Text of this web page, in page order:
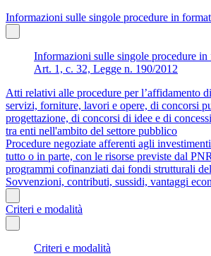
Informazioni sulle singole procedure in
Informazioni sulle singole procedure in
Art. 1, c. 32, Legge n. 190/2012
Atti relativi alle procedure per l’affidamento
servizi, forniture, lavori e opere, di concorsi
progettazione, di concorsi di idee e di
tra enti nell'ambito del settore pubblico
Procedure negoziate afferenti agli
tutto o in parte, con le risorse previste dal
programmi cofinanziati dai fondi strutturali
Sovvenzioni, contributi, sussidi, vantaggi
Criteri e modalità
Criteri e modalità